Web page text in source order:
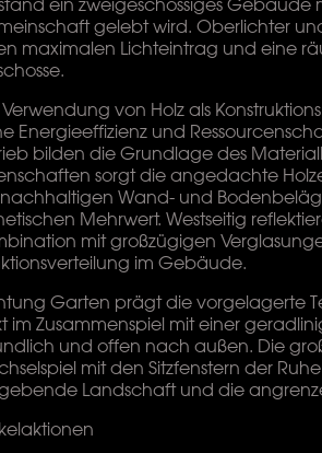
gelebt wird. Oberlichter
maximalen Lichteintrag und eine
von Holz als
Energieeffizienz und
bilden die Grundlage des
sorgt die angedachte
Wand- und
Mehrwert. Westseitig
mit großzügigen
im Gebäude.
Garten prägt die vorgelagerte
im Zusammenspiel mit einer
und offen nach außen. Die
mit den Sitzfenstern der
Landschaft und die